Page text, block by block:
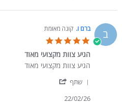
ב ברם ו. קונה מאומת
הגיע צוות מקצועי מאוד
Review by ברם ו. on 22 Feb 2026
review stating הגיע צוות מקצועי מאוד
הגיע צוות מקצועי מאוד
שתף
22/02/26